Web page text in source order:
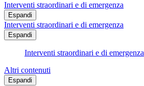
Interventi straordinari e di emergenza
Espandi
Interventi straordinari e di emergenza
Espandi
Interventi straordinari e di emergenza
Altri contenuti
Espandi